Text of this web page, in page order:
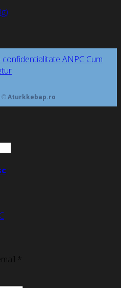
confidentialitate ANPC Cum
©Aturkkebap.ro
*